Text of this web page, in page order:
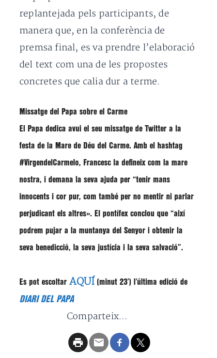
replantejada pels participants, de
manera que, en la conferència de
premsa final, es va prendre l’elaboració
del text com una de les propostes
concretes que calia dur a terme.
Missatge del Papa sobre el Carme
El Papa dedica avui el seu missatge de Twitter a la
festa de la Mare de Déu del Carme. Amb el hashtag
#VirgendelCarmelo, Francesc la defineix com la mare
nostra, i demana la seva ajuda per “tenir mans
innocents i cor pur, com també per no mentir ni parlar
perjudicant els altres». El pontífex conclou que “així
podrem pujar a la muntanya del Senyor i obtenir la
seva benedicció, la seva justícia i la seva salvació”.
Es pot escoltar AQUÍ (minut 23′) l’última edició de
DIARI DEL PAPA
Comparteix...